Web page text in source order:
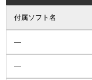
付属ソフト名
―
―